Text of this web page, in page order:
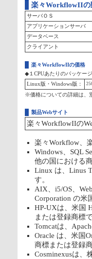
楽々WorkflowIIの
サーバＯＳ
アプリケーションサーバ
データベース
クライアント
楽々WorkflowIIの価格
◆１CPUあたりのパッケー
Linux版・Windows版：
※価格についての詳細は、
製品Webサイト
楽々WorkflowIIの
楽々Workflow、
Windows、SQL
他の国における
Linux は、Linus
す。
AIX、i5/OS、
Corporation の米
HP-UXは、米国
または登録商標
Tomcatは、
Oracle は、米国
商標または登録
Cosminexusは、